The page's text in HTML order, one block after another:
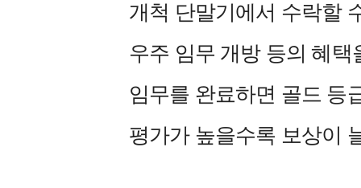
개척 단말기에서 수락할
우주 임무 개방 등의 혜택
임무를 완료하면 골드 등
평가가 높을수록 보상이